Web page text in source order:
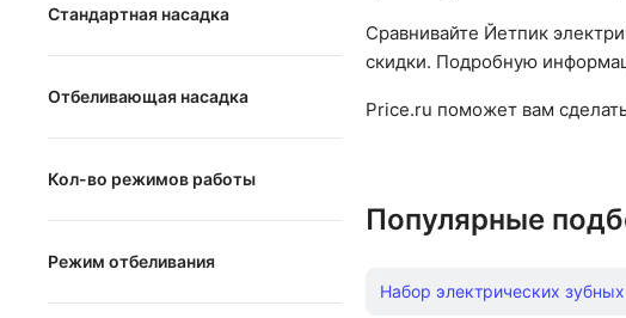
круглая
Стандартная насадка
Стандартная насадка
Отбеливающая насадка
Отбеливающая насадка
Кол-во режимов работы
Режим отбеливания
Режим отбеливания
Сравнивайте Йетпик
скидки. Подробную
Price.ru поможет вам
Популярные
Набор электрических